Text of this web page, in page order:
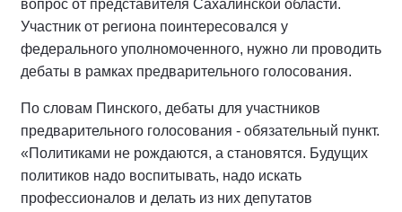
вопрос от представителя Сахалинской области.
Участник от региона поинтересовался у
федерального уполномоченного, нужно ли проводить
дебаты в рамках предварительного голосования.
По словам Пинского, дебаты для участников
предварительного голосования - обязательный пункт.
«Политиками не рождаются, а становятся. Будущих
политиков надо воспитывать, надо искать
профессионалов и делать из них депутатов